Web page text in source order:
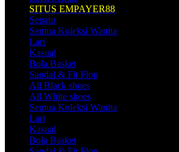
SITUS EMPAYER88
Sepatu
Semua Koleksi Wanita
Lari
Kasual
Bola Basket
Sandal & Fit Flop
All Black shoes
All White shoes
Semua Koleksi Wanita
Lari
Kasual
Bola Basket